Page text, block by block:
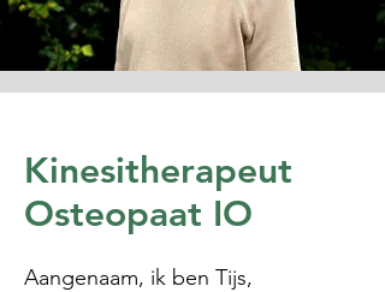
Kinesitherapeut
Osteopaat IO
Aangenaam, ik ben Tijs,